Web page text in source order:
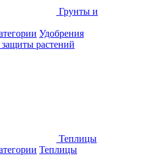
Грунты и
Удобрения
защиты растений
Теплицы
Теплицы